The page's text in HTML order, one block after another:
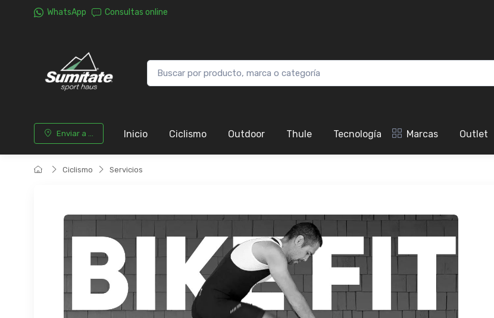
WhatsApp Consultas online
Enviar a ... Inicio Ciclismo Outdoor Thule Tecnología Marcas Outlet
Ciclismo Servicios